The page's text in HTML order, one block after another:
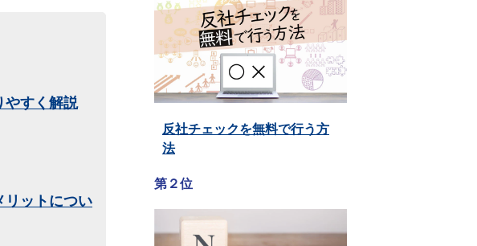
やすく解説
ットについ
反社チェックを無料で行う方
法
第２位